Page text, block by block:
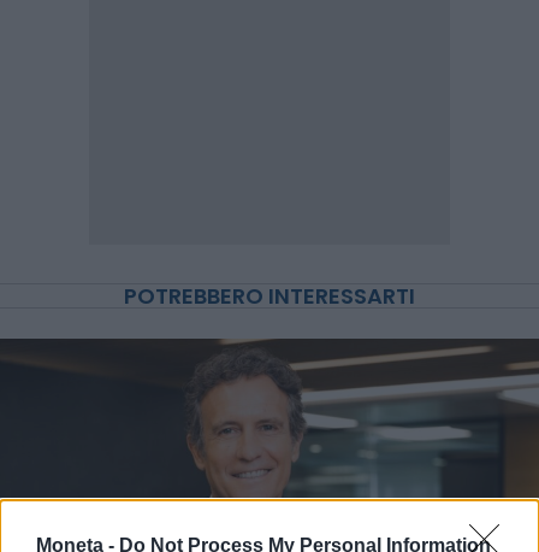
Moneta - Do Not Process My Personal Information
POTREBBERO INTERESSARTI